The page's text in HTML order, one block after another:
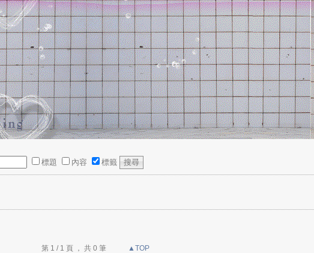
標題 內容 標籤
第 1 / 1 頁 ， 共 0 筆 ▲TOP